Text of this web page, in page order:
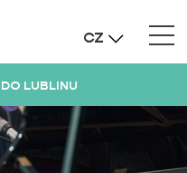
CZ
LUBLINU